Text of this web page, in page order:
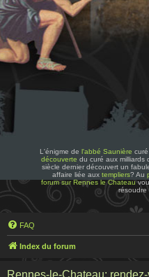
L'énigme de l'abbé Saunière
découverte du curé aux milliards
siècle dernier découvert un
affaire liée aux templiers? Au
forum sur Rennes le Chateau
FAQ
Index du forum
Rennes-le-Chateau: